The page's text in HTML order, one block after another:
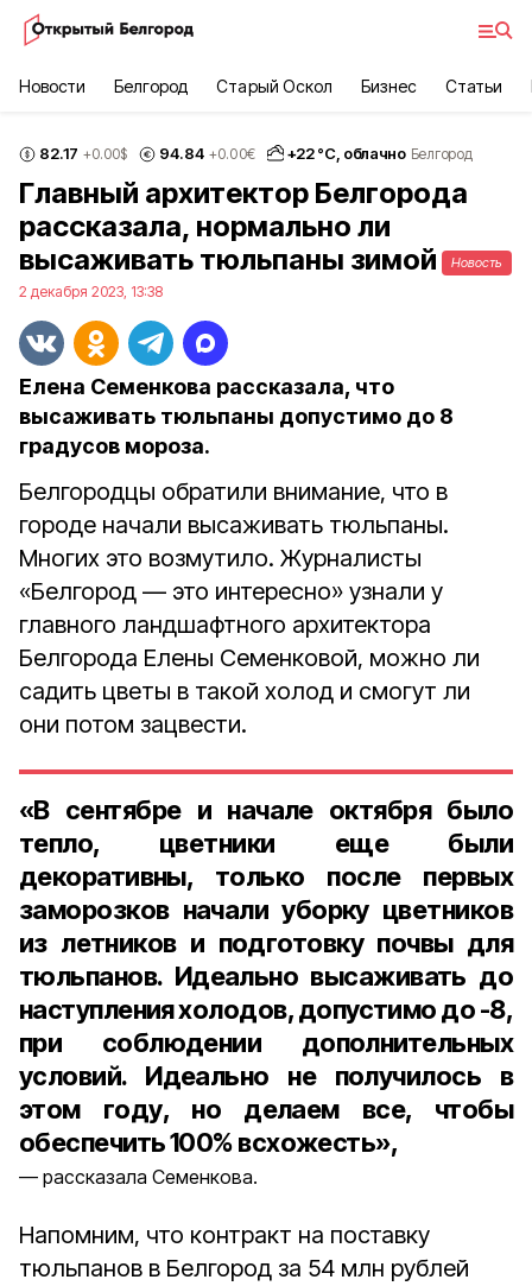
Новости Белгород Старый Оскол Бизнес Статьи
82.17 +0.00$ 94.84 +0.00€ +22°С, облачно Белгород
Главный архитектор Белгорода
рассказала, нормально ли
высаживать тюльпаны зимой
Новость
2 декабря 2023, 13:38
Елена Семенкова рассказала, что
высаживать тюльпаны допустимо до 8
градусов мороза.
Белгородцы обратили внимание, что в
городе начали высаживать тюльпаны.
Многих это возмутило. Журналисты
«Белгород — это интересно» узнали у
главного ландшафтного архитектора
Белгорода Елены Семенковой, можно ли
садить цветы в такой холод и смогут ли
они потом зацвести.
«В сентябре и начале октября было
тепло, цветники еще были
декоративны, только после первых
заморозков начали уборку цветников
из летников и подготовку почвы для
тюльпанов. Идеально высаживать до
наступления холодов, допустимо до -8,
при соблюдении дополнительных
условий. Идеально не получилось в
этом году, но делаем все, чтобы
обеспечить 100% всхожесть»,
рассказала Семенкова.
Напомним, что контракт на поставку
тюльпанов в Белгород за 54 млн рублей